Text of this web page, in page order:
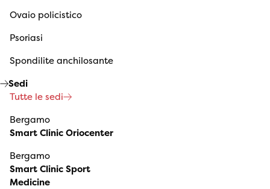
Ovaio policistico
Psoriasi
Spondilite anchilosante
Sedi
Tutte le sedi
Bergamo
Smart Clinic Oriocenter
Bergamo
Smart Clinic Sport
Medicine